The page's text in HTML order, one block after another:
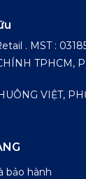
. MST :
TPHCM,
VIỆT,
bảo hành